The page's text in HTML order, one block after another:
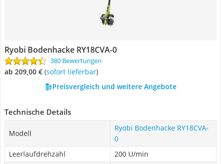
Ryobi Bodenhacke RY18CVA-0
380 Bewertungen
ab 209,00 € ( Sofort lieferbar)
Preisvergleich und weitere Angebote
Technische Details
Modell
Ryobi Bodenhacke RY18CVA-
0
Leerlaufdrehzahl
200 U/min